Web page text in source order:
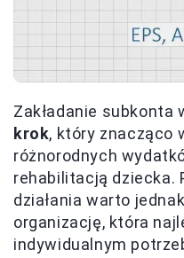
Zakładanie subkonta
krok, który znacząco
różnorodnych
rehabilitacją dziecka.
działania warto
organizację, która
indywidualnym